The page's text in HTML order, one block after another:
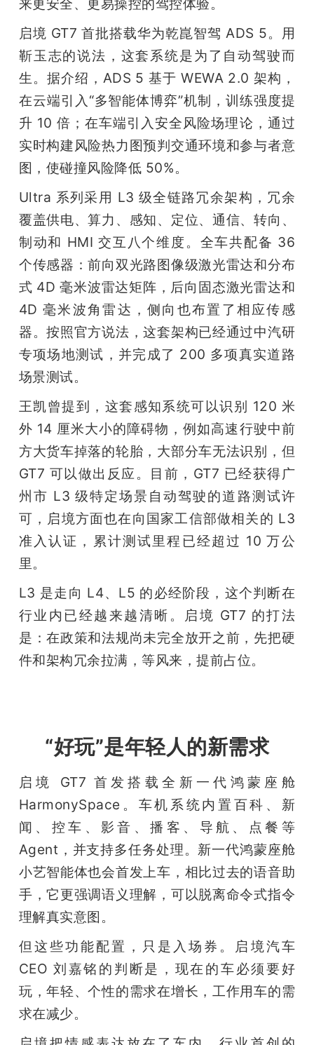
来更安全、更易操控的驾控体验。
启境 GT7 首批搭载华为乾崑智驾 ADS 5。用
靳玉志的说法，这套系统是为了自动驾驶而
生。据介绍，ADS 5 基于 WEWA 2.0 架构，
在云端引入“多智能体博弈”机制，训练强度提
升 10 倍；在车端引入安全风险场理论，通过
实时构建风险热力图预判交通环境和参与者意
图，使碰撞风险降低 50%。
Ultra 系列采用 L3 级全链路冗余架构，冗余
覆盖供电、算力、感知、定位、通信、转向、
制动和 HMI 交互八个维度。全车共配备 36
个传感器：前向双光路图像级激光雷达和分布
式 4D 毫米波雷达矩阵，后向固态激光雷达和
4D 毫米波角雷达，侧向也布置了相应传感
器。按照官方说法，这套架构已经通过中汽研
专项场地测试，并完成了 200 多项真实道路
场景测试。
王凯曾提到，这套感知系统可以识别 120 米
外 14 厘米大小的障碍物，例如高速行驶中前
方大货车掉落的轮胎，大部分车无法识别，但
GT7 可以做出反应。目前，GT7 已经获得广
州市 L3 级特定场景自动驾驶的道路测试许
可，启境方面也在向国家工信部做相关的 L3
准入认证，累计测试里程已经超过 10 万公
里。
L3 是走向 L4、L5 的必经阶段，这个判断在
行业内已经越来越清晰。启境 GT7 的打法
是：在政策和法规尚未完全放开之前，先把硬
件和架构冗余拉满，等风来，提前占位。
“好玩”是年轻人的新需求
启境 GT7 首发搭载全新一代鸿蒙座舱
HarmonySpace。车机系统内置百科、新
闻、控车、影音、播客、导航、点餐等
Agent，并支持多任务处理。新一代鸿蒙座舱
小艺智能体也会首发上车，相比过去的语音助
手，它更强调语义理解，可以脱离命令式指令
理解真实意图。
但这些功能配置，只是入场券。启境汽车
CEO 刘嘉铭的判断是，现在的车必须要好
玩，年轻、个性的需求在增长，工作用车的需
求在减少。